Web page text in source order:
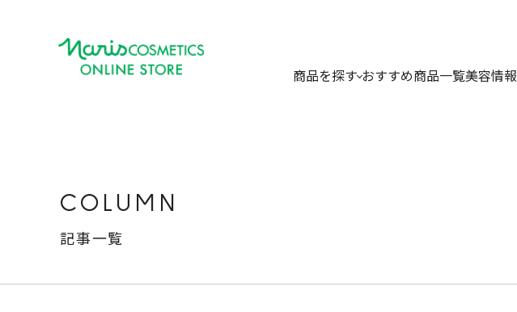
商品を探す おすすめ商品一覧美容情報
COLUMN
記事一覧